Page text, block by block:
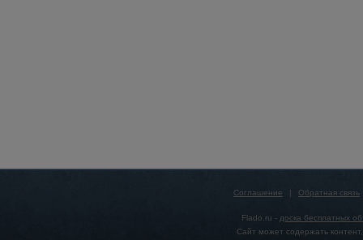
Соглашение | Обратная связь
Flado.ru - доска бесплатных
Сайт может содержать